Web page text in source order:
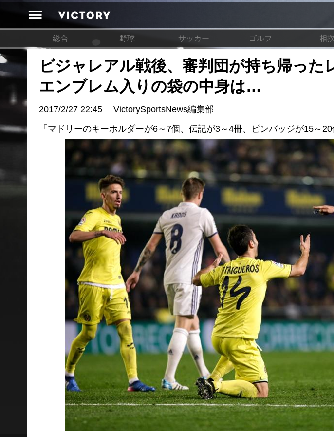
総合 野球 サッカー ゴルフ 相撲
ビジャレアル戦後、審判団が持ち帰った
エンブレム入りの袋の中身は…
2017/2/27 22:45
VictorySportsNews編集部
「マドリーのキーホルダーが6～7個、伝記が3～4冊、ピンバッジが15～20